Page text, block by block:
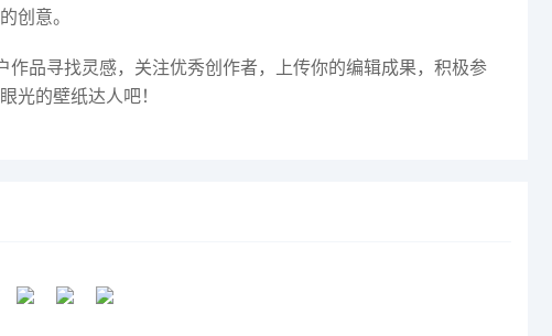
创意。
品寻找灵感，关注优秀创作者，上传你的编辑成果，积极参
光的壁纸达人吧！